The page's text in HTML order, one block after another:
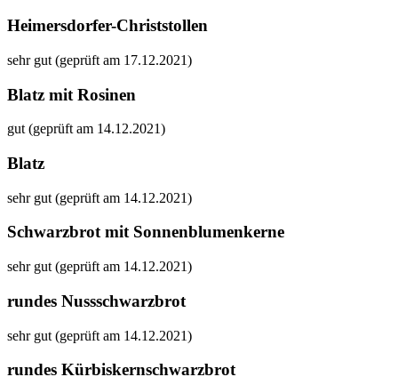
Heimersdorfer-Christstollen
sehr gut (geprüft am 17.12.2021)
Blatz mit Rosinen
gut (geprüft am 14.12.2021)
Blatz
sehr gut (geprüft am 14.12.2021)
Schwarzbrot mit Sonnenblumenkerne
sehr gut (geprüft am 14.12.2021)
rundes Nussschwarzbrot
sehr gut (geprüft am 14.12.2021)
rundes Kürbiskernschwarzbrot